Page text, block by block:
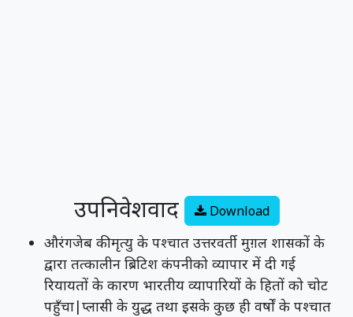
उपनिवेशवाद Download
औरंगजेब की मृत्यु के पश्चात उत्तरवर्ती मुग़ल शासकों के
द्वारा तत्कालीन ब्रिटिश कंपनीको व्यापार में दी गई
रियायतों के कारण भारतीय व्यापारियों के हितों को चोट
पहुँचा|प्लासी के युद्ध तथा इसके कुछ ही वर्षों के पश्चात